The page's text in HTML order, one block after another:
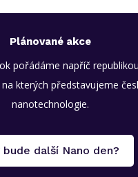
Plánované akce
pořádáme napříč republikou
kterých představujeme
nanotechnologie.
bude další Nano den?